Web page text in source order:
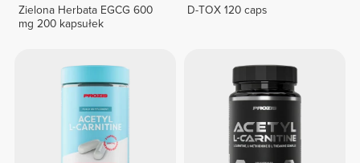
Zielona Herbata EGCG 600
mg 200 kapsułek
D-TOX 120 caps